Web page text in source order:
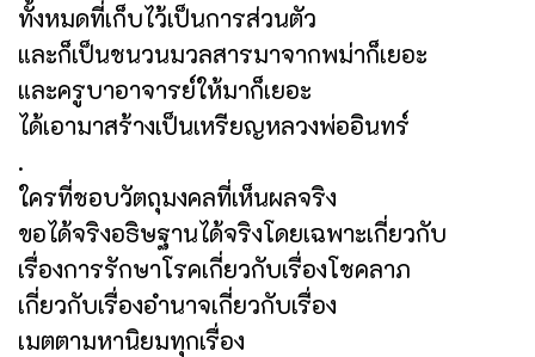
ทั้งหมดที่เก็บไว้เป็นการส่วนตัว
และก็เป็นชนวนมวลสารมาจากพม่าก็เยอะ
และครูบาอาจารย์ให้มาก็เยอะ
ได้เอามาสร้างเป็นเหรียญหลวงพ่ออินทร์
.
ใครที่ชอบวัตถุมงคลที่เห็นผลจริง
ขอได้จริงอธิษฐานได้จริงโดยเฉพาะเกี่ยวกับ
เรื่องการรักษาโรคเกี่ยวกับเรื่องโชคลาภ
เกี่ยวกับเรื่องอำนาจเกี่ยวกับเรื่อง
เมตตามหานิยมทุกเรื่อง